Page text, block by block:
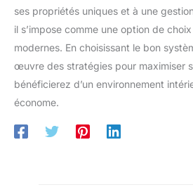
ses propriétés uniques et à une
il s’impose comme une option de
modernes. En choisissant le bon
œuvre des stratégies pour maximiser
bénéficierez d’un environnement
économe.